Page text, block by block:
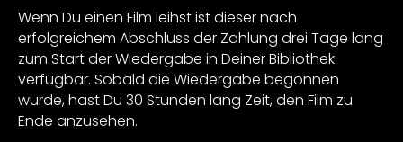
Wenn Du einen Film leihst ist dieser nach
erfolgreichem Abschluss der Zahlung drei Tage lang
zum Start der Wiedergabe in Deiner Bibliothek
verfügbar. Sobald die Wiedergabe begonnen
wurde, hast Du 30 Stunden lang Zeit, den Film zu
Ende anzusehen.